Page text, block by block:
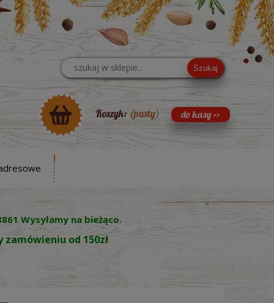
Szukaj
Koszyk: (pusty)
Wysyłamy na bieżąco.
od 150zł